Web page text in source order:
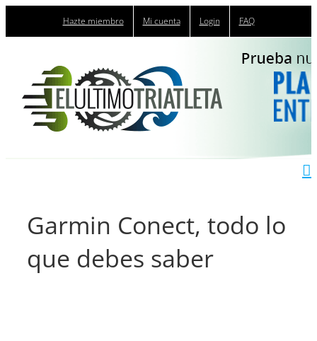
Hazte miembro Mi cuenta Login FAQ
Garmin Conect, todo lo
que debes saber